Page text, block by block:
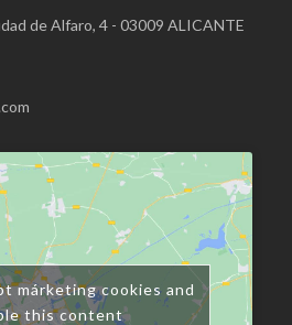
de Alfaro, 4 - 03009 ALICANTE
márketing cookies and
this content